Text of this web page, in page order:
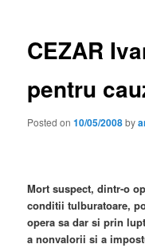
CEZAR
pentru
Posted on10/05/2008by
Mort suspect, dintr-o
conditii tulburatoare,
opera sa dar si prin
a nonvalorii si a